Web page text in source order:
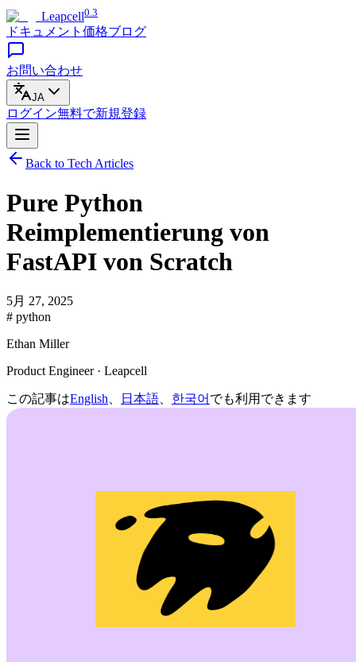
Leapcell0.3
ドキュメント 価格ブログ
お問い合わせ
JA
ログイン無料で新規登録
Back to Tech Articles
Pure Python
Reimplementierung von
FastAPI von Scratch
5月 27, 2025
# python
Ethan Miller
Product Engineer · Leapcell
この記事はEnglish 日本語 한국어 でも利用できます